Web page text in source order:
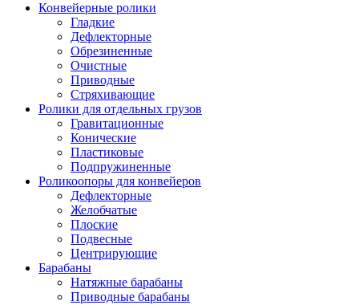
Конвейерные ролики
Гладкие
Дефлекторные
Обрезиненные
Очистные
Приводные
Стряхивающие
Ролики для отдельных грузов
Гравитационные
Конические
Пластиковые
Подпружиненные
Роликоопоры для конвейеров
Дефлекторные
Желобчатые
Плоские
Подвесные
Центрирующие
Барабаны
Натяжные барабаны
Приводные барабаны